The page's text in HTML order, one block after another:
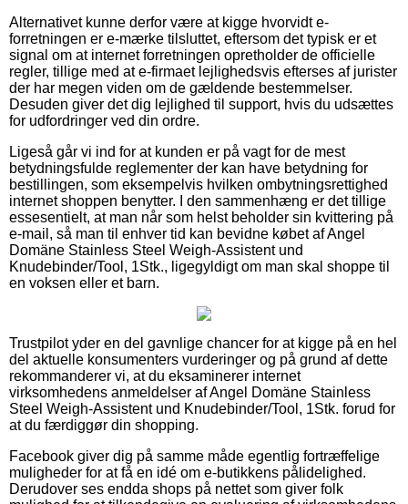
Alternativet kunne derfor være at kigge hvorvidt e-
forretningen er e-mærke tilsluttet, eftersom det typisk er et
signal om at internet forretningen opretholder de officielle
regler, tillige med at e-firmaet lejlighedsvis efterses af jurister
der har megen viden om de gældende bestemmelser.
Desuden giver det dig lejlighed til support, hvis du udsættes
for udfordringer ved din ordre.
Ligeså går vi ind for at kunden er på vagt for de mest
betydningsfulde reglementer der kan have betydning for
bestillingen, som eksempelvis hvilken ombytningsrettighed
internet shoppen benytter. I den sammenhæng er det tillige
essesentielt, at man når som helst beholder sin kvittering på
e-mail, så man til enhver tid kan bevidne købet af Angel
Domäne Stainless Steel Weigh-Assistent und
Knudebinder/Tool, 1Stk., ligegyldigt om man skal shoppe til
en voksen eller et barn.
Trustpilot yder en del gavnlige chancer for at kigge på en hel
del aktuelle konsumenters vurderinger og på grund af dette
rekommanderer vi, at du eksaminerer internet
virksomhedens anmeldelser af Angel Domäne Stainless
Steel Weigh-Assistent und Knudebinder/Tool, 1Stk. forud for
at du færdiggør din shopping.
Facebook giver dig på samme måde egentlig fortræffelige
muligheder for at få en idé om e-butikkens pålidelighed.
Derudover ses endda shops på nettet som giver folk